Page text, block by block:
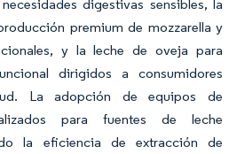
digestivas sensibles, la
premium de mozzarella y
y la leche de oveja para
dirigidos a consumidores
La adopción de equipos de
para fuentes de leche
la eficiencia de extracción de